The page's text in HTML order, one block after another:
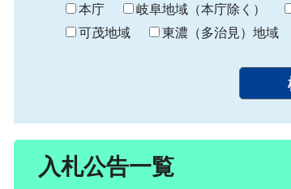
ま
り
わ
り
本庁 岐阜地域（本庁除く）
可茂地域
東濃（多治見）地域
入札公告一覧